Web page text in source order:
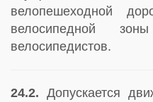
велопешеходной
велосипедной
велосипедистов.
24.2. Допускается